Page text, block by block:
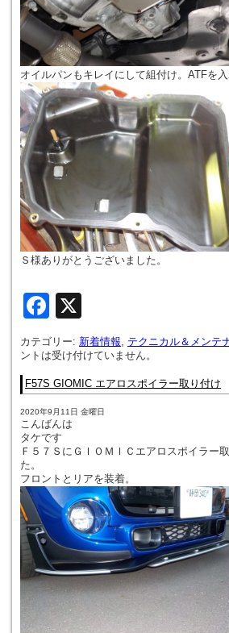
オイルパンもキレイにして組付け。ATFを入
Ｓ様ありがとうございました。
Facebook
カテゴリー: 新着情報, テクニカル＆メンテ
ントは受け付けていません。
F57S GIOMIC エアロスポイラー取り付け
2020年9月11日 金曜日
こんばんは
タケです
Ｆ５７ＳにＧＩＯＭＩＣエアロスポイラー
た。
フロントとリアを装着。